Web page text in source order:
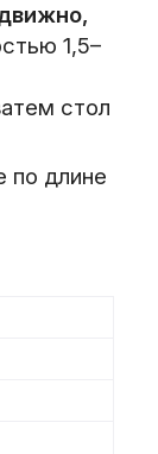
1,5–
стол
по длине